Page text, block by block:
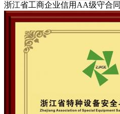
浙江省工商企业信用AA级守合